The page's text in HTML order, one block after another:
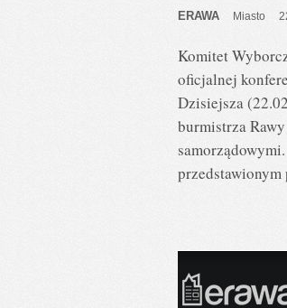
ERAWA Miasto
Komitet
oficjalnej
Dzisiejsza
burmistrza